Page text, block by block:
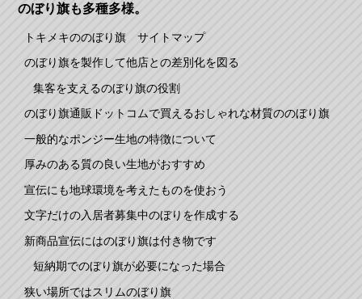
のぼり旗も多種多様。
トキメキののぼり旗 サイトマップ
のぼり旗を製作して他店との差別化を図る
集客を支えるのぼり旗の役割
のぼり旗通販ドットコムで買えるおしゃれな材質ののぼり旗
一般的なポンジー生地の特徴について
厚みのある質の良い生地がおすすめ
宣伝にも地球環境を考えたものを使おう
文字だけの入居者募集中のぼりを作成する
新商品宣伝にはのぼり旗は付き物です
短納期でのぼり旗が必要になった場合
狭い場所ではスリムのぼり旗